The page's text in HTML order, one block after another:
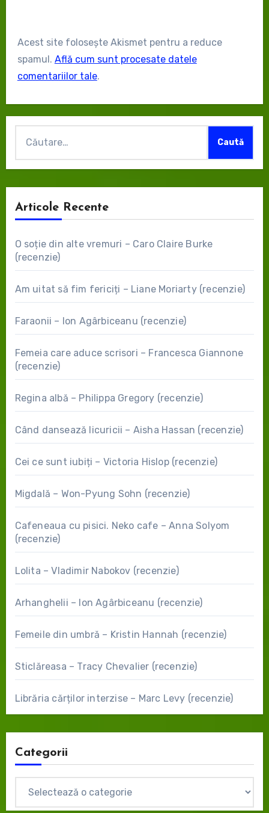
Acest site folosește Akismet pentru a reduce
spamul. Află cum sunt procesate datele
comentariilor tale.
Articole Recente
O soție din alte vremuri – Caro Claire Burke
(recenzie)
Am uitat să fim fericiți – Liane Moriarty (recenzie)
Faraonii – Ion Agârbiceanu (recenzie)
Femeia care aduce scrisori – Francesca Giannone
(recenzie)
Regina albă – Philippa Gregory (recenzie)
Când dansează licuricii – Aisha Hassan (recenzie)
Cei ce sunt iubiți – Victoria Hislop (recenzie)
Migdală – Won-Pyung Sohn (recenzie)
Cafeneaua cu pisici. Neko cafe – Anna Solyom
(recenzie)
Lolita – Vladimir Nabokov (recenzie)
Arhanghelii – Ion Agârbiceanu (recenzie)
Femeile din umbră – Kristin Hannah (recenzie)
Sticlăreasa – Tracy Chevalier (recenzie)
Librăria cărților interzise – Marc Levy (recenzie)
Categorii